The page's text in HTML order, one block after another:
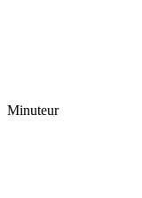
Minuteur